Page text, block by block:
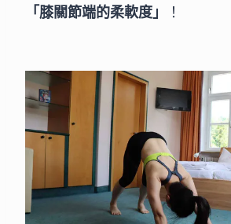
「膝關節端的柔軟度」
！